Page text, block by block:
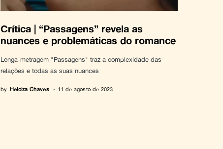
Crítica | “Passagens” revela as
nuances e problemáticas do romance
Longa-metragem "Passagens" traz a complexidade das
relações e todas as suas nuances
by Heloiza Chaves 11 de agosto de 2023